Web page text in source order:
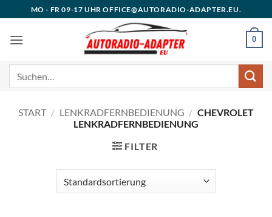
Inhalt
springen
MO - FR 09-17 UHR OFFICE@AUTORADIO-ADAPTER.EU.
0
START / LENKRADFERNBEDIENUNG / CHEVROLET
LENKRADFERNBEDIENUNG
FILTER